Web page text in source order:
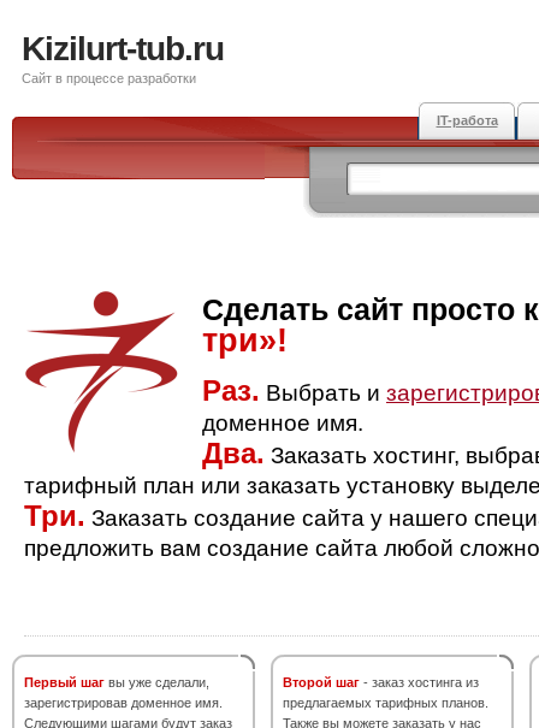
Kizilurt-tub.ru
Сайт в процессе разработки
IT-работа
Сделать сайт просто
три»!
Раз. Выбрать и
доменное имя.
Два. Заказать хостинг,
тарифный план или заказать установку
Три. Заказать создание сайта у нашего
предложить вам создание сайта любой
Первый шаг вы уже сделали,
зарегистрировав доменное имя.
Следующими шагами будут заказ
Второй шаг - заказ хостинга из
предлагаемых тарифных планов.
Также вы можете заказать у нас